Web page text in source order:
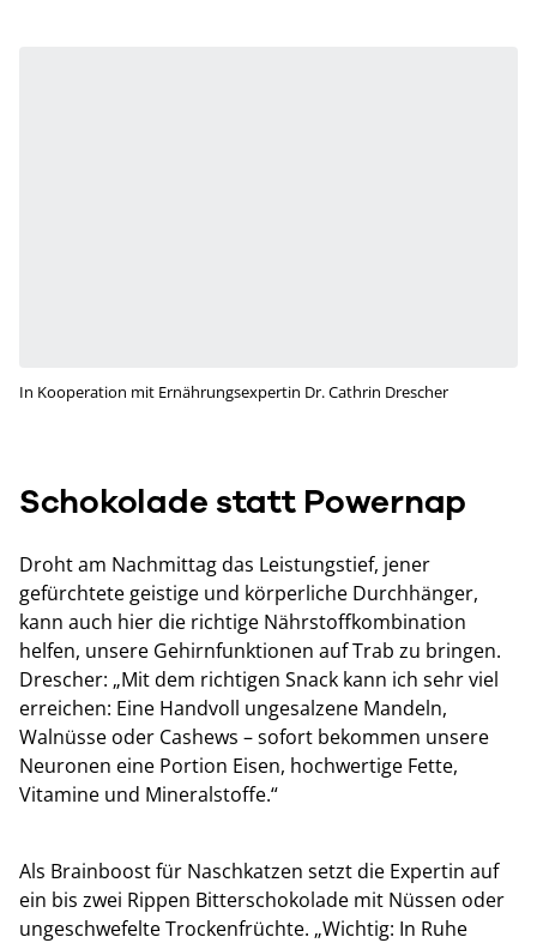
In Kooperation mit Ernährungsexpertin Dr. Cathrin Drescher
Schokolade statt Powernap
Droht am Nachmittag das Leistungstief, jener
gefürchtete geistige und körperliche Durchhänger,
kann auch hier die richtige Nährstoffkombination
helfen, unsere Gehirnfunktionen auf Trab zu bringen.
Drescher: „Mit dem richtigen Snack kann ich sehr viel
erreichen: Eine Handvoll ungesalzene Mandeln,
Walnüsse oder Cashews – sofort bekommen unsere
Neuronen eine Portion Eisen, hochwertige Fette,
Vitamine und Mineralstoffe.“
Als Brainboost für Naschkatzen setzt die Expertin auf
ein bis zwei Rippen Bitterschokolade mit Nüssen oder
ungeschwefelte Trockenfrüchte. „Wichtig: In Ruhe